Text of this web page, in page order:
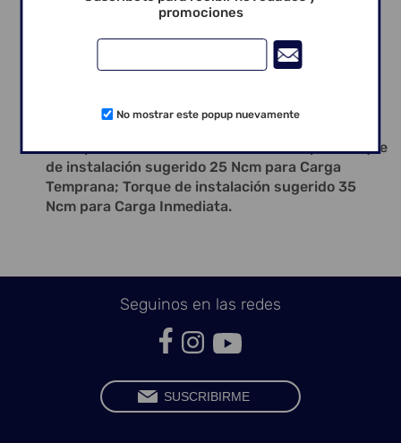
rehabilitación de implantes múltiples
prótesis tipo cementada, atornillada o
overdenture
hexagonal n.o 7 – 1,17 mm;
600 rpm; Rotación de instalación: 20 rpm; Torque
de instalación sugerido 25 Ncm para Carga
Temprana; Torque de instalación sugerido 35
Ncm para Carga Inmediata.
Seguinos en las redes
promociones
No mostrar este popup nuevamente